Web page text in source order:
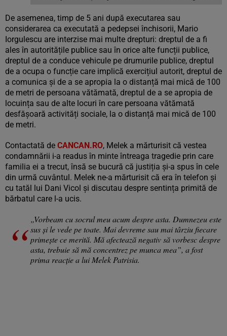
De asemenea, timp de 5 ani după executarea sau
considerarea ca executată a pedepsei închisorii, Mario
Iorgulescu are interzise mai multe drepturi: dreptul de a fi
ales în autoritățile publice sau în orice alte funcții publice,
dreptul de a conduce vehicule pe drumurile publice, dreptul
de a ocupa o funcție care implică exercițiul autorit, dreptul de
a comunica și de a se apropia la o distanță mai mică de 100
de metri de persoana vătămată, dreptul de a se apropia de
locuința sau de alte locuri în care persoana vătămată
desfășoară activități sociale, la o distanță mai mică de 100
de metri.
Contactată de CANCAN.RO, Melek a mărturisit că vestea
condamnării i-a readus în minte întreaga tragedie prin care
familia ei a trecut, însă se bucură că justiția și-a spus în cele
din urmă cuvântul. Melek ne-a mărturisit că era în telefon și
cu tatăl lui Dani Vicol și discutau despre sentința primită de
bărbatul care l-a ucis.
„Vorbeam cu socrul meu acum despre asta. Dumnezeu este
sus și le vede pe toate. Mai devreme sau mai târziu fiecare
primește ce merită. Mă afectează negativ să vorbesc despre
asta, trebuie să mă concentrez pe munca mea”, a fost
prima reacție a lui Melek Patrisia.